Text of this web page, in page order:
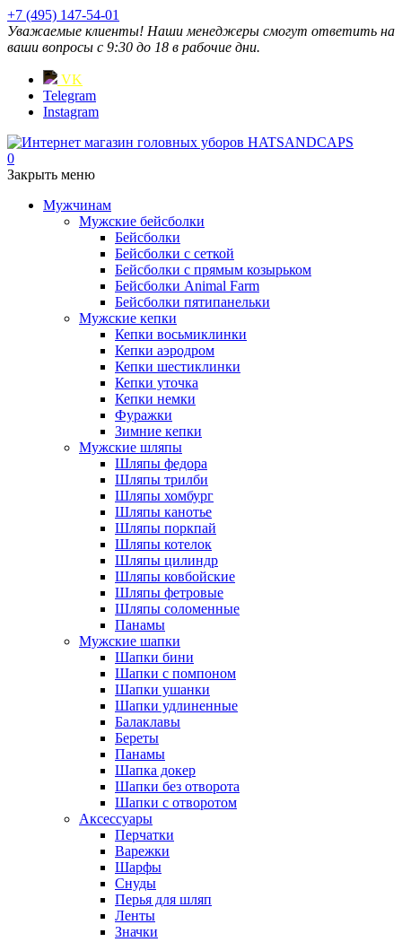
+7 (495) 147-54-01
Уважаемые клиенты! Наши менеджеры смогут ответить на
ваши вопросы с 9:30 до 18 в рабочие дни.
VK
Telegram
Instagram
0
Закрыть меню
Мужчинам
Мужские бейсболки
Бейсболки
Бейсболки с сеткой
Бейсболки с прямым козырьком
Бейсболки Animal Farm
Бейсболки пятипанельки
Мужские кепки
Кепки восьмиклинки
Кепки аэродром
Кепки шестиклинки
Кепки уточка
Кепки немки
Фуражки
Зимние кепки
Мужские шляпы
Шляпы федора
Шляпы трилби
Шляпы хомбург
Шляпы канотье
Шляпы поркпай
Шляпы котелок
Шляпы цилиндр
Шляпы ковбойские
Шляпы фетровые
Шляпы соломенные
Панамы
Мужские шапки
Шапки бини
Шапки с помпоном
Шапки ушанки
Шапки удлиненные
Балаклавы
Береты
Панамы
Шапка докер
Шапки без отворота
Шапки с отворотом
Аксессуары
Перчатки
Варежки
Шарфы
Снуды
Перья для шляп
Ленты
Значки